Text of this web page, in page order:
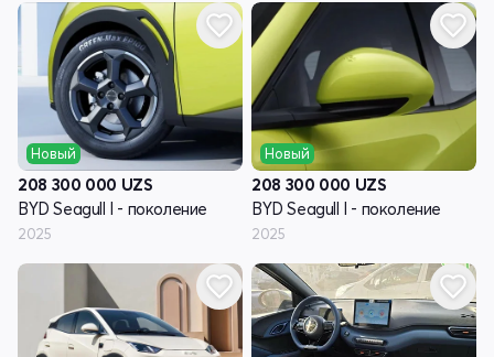
Новый
208 300 000 UZS
BYD Seagull I - поколение
2025
Новый
208 300 000 UZS
BYD Seagull I - поколение
2025